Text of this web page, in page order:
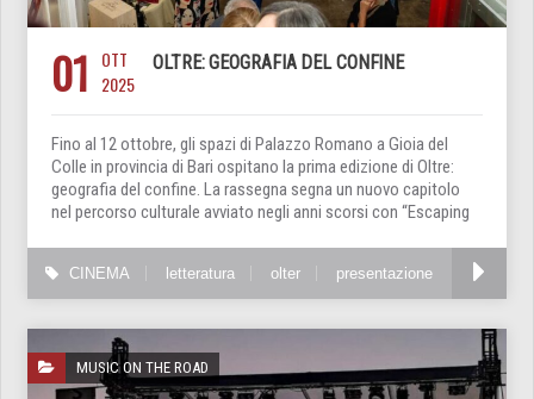
01
OTT
2025
OLTRE: GEOGRAFIA DEL CONFINE
Fino al 12 ottobre, gli spazi di Palazzo Romano a Gioia del
Colle in provincia di Bari ospitano la prima edizione di Oltre:
geografia del confine. La rassegna segna un nuovo capitolo
nel percorso culturale avviato negli anni scorsi con “Escaping
CINEMA letteratura olter presentazione
MUSIC ON THE ROAD